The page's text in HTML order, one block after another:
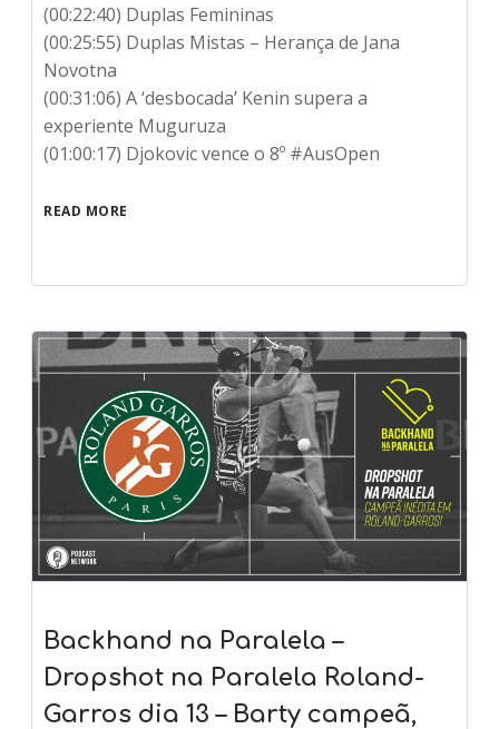
(00:22:40) Duplas Femininas
(00:25:55) Duplas Mistas – Herança de Jana
Novotna
(00:31:06) A ‘desbocada’ Kenin supera a
experiente Muguruza
(01:00:17) Djokovic vence o 8º #AusOpen
READ MORE
Backhand na Paralela –
Dropshot na Paralela Roland-
Garros dia 13 – Barty campeã,